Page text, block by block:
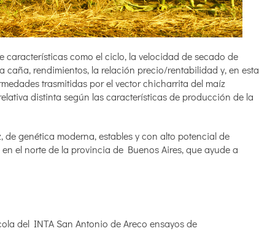
como el ciclo, la velocidad de secado de
rendimientos, la relación precio/rentabilidad y, en esta
trasmitidas por el vector chicharrita del maíz
distinta según las características de producción de la
genética moderna, estables y con alto potencial de
el norte de la provincia de Buenos Aires, que ayude a
del INTA San Antonio de Areco ensayos de